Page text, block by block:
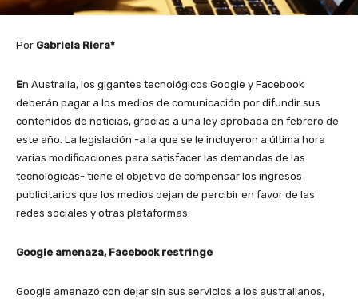
Por Gabriela Riera*
En Australia, los gigantes tecnológicos Google y Facebook
deberán pagar a los medios de comunicación por difundir sus
contenidos de noticias, gracias a una ley aprobada en febrero de
este año. La legislación -a la que se le incluyeron a última hora
varias modificaciones para satisfacer las demandas de las
tecnológicas- tiene el objetivo de compensar los ingresos
publicitarios que los medios dejan de percibir en favor de las
redes sociales y otras plataformas.
Google amenaza, Facebook restringe
Google amenazó con dejar sin sus servicios a los australianos,